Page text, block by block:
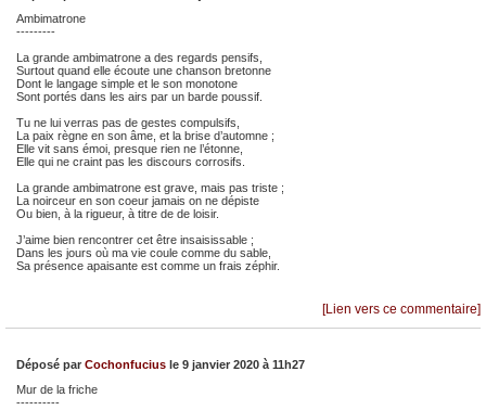
Ambimatrone
---------
La grande ambimatrone a des regards pensifs,
Surtout quand elle écoute une chanson bretonne
Dont le langage simple et le son monotone
Sont portés dans les airs par un barde poussif.
Tu ne lui verras pas de gestes compulsifs,
La paix règne en son âme, et la brise d’automne ;
Elle vit sans émoi, presque rien ne l’étonne,
Elle qui ne craint pas les discours corrosifs.
La grande ambimatrone est grave, mais pas triste ;
La noirceur en son coeur jamais on ne dépiste
Ou bien, à la rigueur, à titre de de loisir.
J’aime bien rencontrer cet être insaisissable ;
Dans les jours où ma vie coule comme du sable,
Sa présence apaisante est comme un frais zéphir.
[Lien vers ce commentaire]
Déposé par Cochonfucius le 9 janvier 2020 à 11h27
Mur de la friche
----------